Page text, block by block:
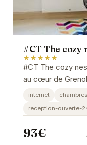
#CT The cozy
★★★★★
#CT The cozy
au cœur de
permet de
internet
reception-ouverte-
93€